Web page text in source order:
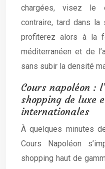
chargées, visez le
contraire, tard dans la
profiterez alors à la
méditerranéen et de
sans subir la densité
Cours napoléon :
shopping de luxe
internationales
À quelques minutes
Cours Napoléon
shopping haut de